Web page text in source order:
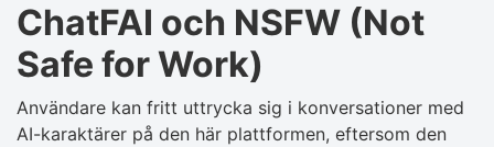
ChatFAI och NSFW (Not
Safe for Work)
Användare kan fritt uttrycka sig i konversationer med
AI-karaktärer på den här plattformen, eftersom den